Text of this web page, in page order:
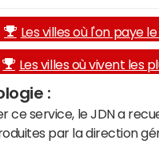
Les villes où l'on paye le
Les villes où vivent les
:
ce service, le JDN a
par la direction